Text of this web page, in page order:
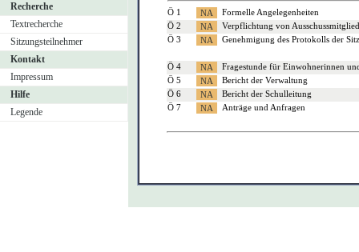
Recherche
Textrecherche
Sitzungsteilnehmer
Kontakt
Impressum
Hilfe
Legende
Ö 1
Formelle Angelegenheiten
Ö 2
Verpflichtung von
Ö 3
Genehmigung des Protokolls der
Ö 4
Fragestunde für Einwohnerinnen
Ö 5
Bericht der Verwaltung
Ö 6
Bericht der Schulleitung
Ö 7
Anträge und Anfragen